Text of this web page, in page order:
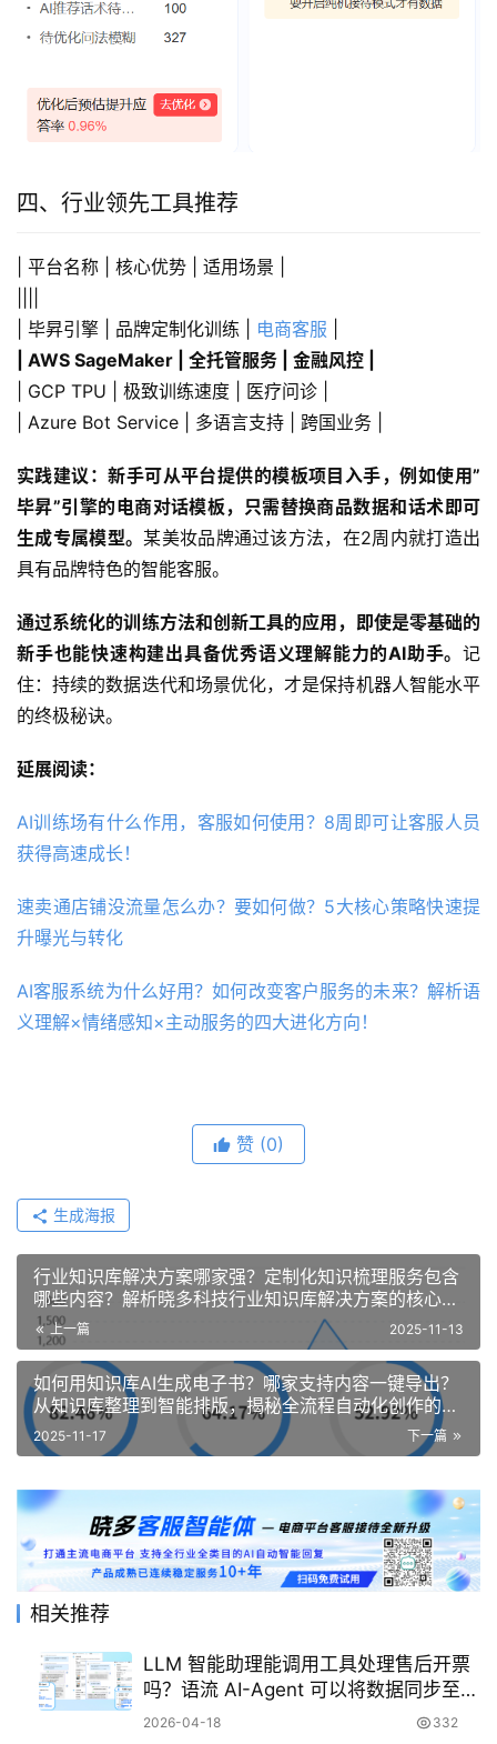
四、行业领先工具推荐
| 平台名称 | 核心优势 | 适用场景 |
| 毕昇引擎 | 品牌定制化训练 | 电商客服
| AWS SageMaker | 全托管服务 | 金融风控 |
| GCP TPU | 极致训练速度 | 医疗问诊 |
| Azure Bot Service | 多语言支持 | 跨国业务 |
实践建议：新手可从平台提供的模板项目入手，例如使用”
毕昇”引擎的电商对话模板，只需替换商品数据和话术即可
生成专属模型。 某美妆品牌通过该方法，在2周内就打造出
具有品牌特色的智能客服。
通过系统化的训练方法和创新工具的应用，即使是零基础的
新手也能快速构建出具备优秀语义理解能力的AI助手。 记
住：持续的数据迭代和场景优化，才是保持机器人智能水平
的终极秘诀。
延展阅读：
AI训练场有什么作用，客服如何使用？8周即可让客服人员
获得高速成长！
速卖通店铺没流量怎么办？要如何做？5大核心策略快速提
升曝光与转化
AI客服系统为什么好用？如何改变客户服务的未来？解析语
义理解×情绪感知×主动服务的四大进化方向！
赞 (0)
生成海报
行业知识库解决方案哪家强？定制化知识梳理服务包含
哪些内容？解析晓多科技行业知识库解决方案的核心能
力、定制服务与实战路径！
上一篇 2025-11-13
如何用知识库AI生成电子书？哪家支持内容一键导出？
从知识库整理到智能排版，揭秘全流程自动化创作的技
术实现路径！
下一篇
2025-11-17
相关推荐
LLM 智能助理能调用工具处理售后开票
吗？语流 AI-Agent 可以将数据同步至飞
书/钉钉吗？
2026-04-18 332